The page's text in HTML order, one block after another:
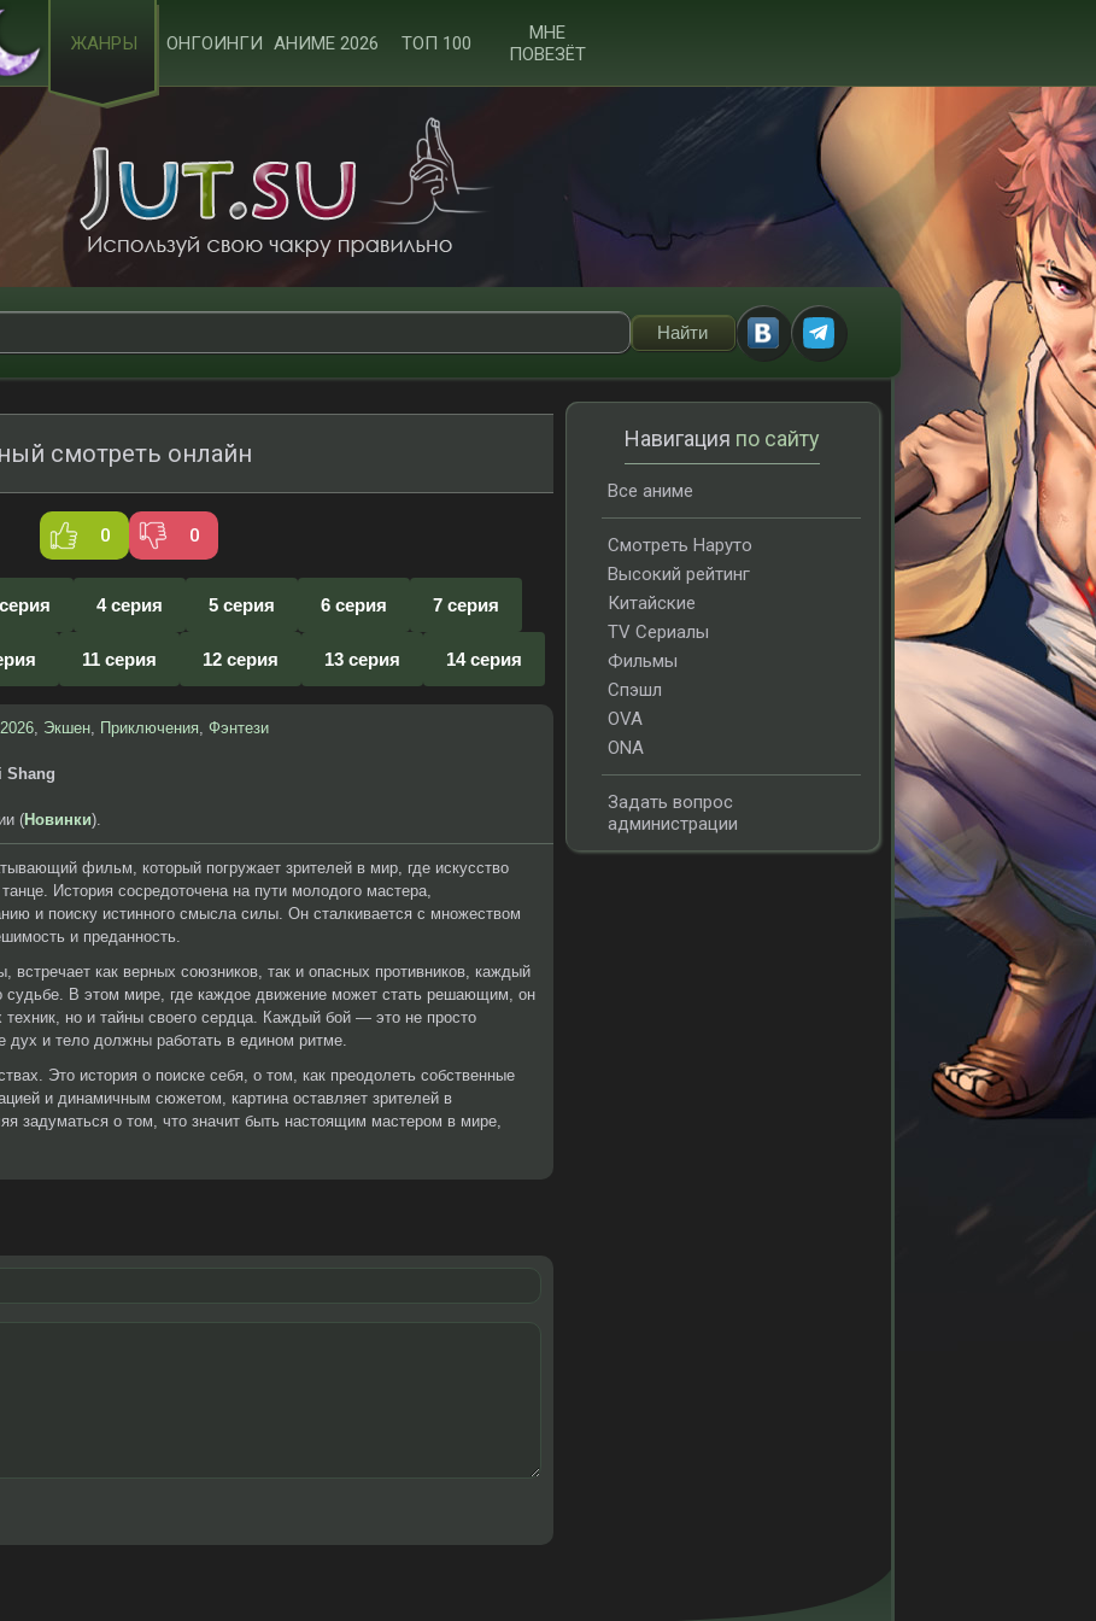
ЖАНРЫ ОНГОИНГИ АНИМЕ 2026 ТОП 100
МНЕ
ПОВЕЗЁТ
смотреть онлайн
0 0
4 серия 5 серия 6 серия 7 серия
11 серия 12 серия 13 серия 14 серия
, Экшен, Приключения, Фэнтези
Shang
(Новинки).
фильм, который погружает зрителей в мир, где искусство
История сосредоточена на пути молодого мастера,
и поиску истинного смысла силы. Он сталкивается с множеством
и преданность.
встречает как верных союзников, так и опасных противников, каждый
судьбе. В этом мире, где каждое движение может стать решающим, он
техник, но и тайны своего сердца. Каждый бой — это не просто
дух и тело должны работать в едином ритме.
Это история о поиске себя, о том, как преодолеть собственные
и динамичным сюжетом, картина оставляет зрителей в
задуматься о том, что значит быть настоящим мастером в мире,
Навигация по сайту
Все аниме
Смотреть Наруто
Высокий рейтинг
Китайские
TV Сериалы
Фильмы
Спэшл
OVA
ONA
Задать вопрос
администрации